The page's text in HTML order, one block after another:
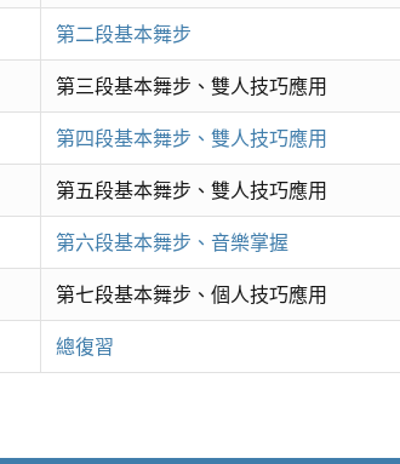
第二段基本舞步
第三段基本舞步、雙人技巧應用
第四段基本舞步、雙人技巧應用
第五段基本舞步、雙人技巧應用
第六段基本舞步、音樂掌握
第七段基本舞步、個人技巧應用
總復習